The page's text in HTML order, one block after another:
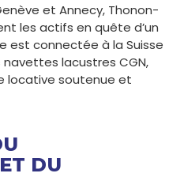
et Annecy, Thonon-
les actifs en quête d’un
est connectée à la Suisse
navettes lacustres CGN,
locative soutenue et
DU